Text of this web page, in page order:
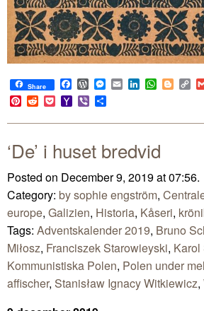
Share Facebook
WordPress
Messenger
EmailLinkedIn
Pinterest
RedditPocketYahoo
Mail
Viber
‘De’ i huset bredvid
Posted on December 9, 2019 at 07:56.
Category: by sophie engström,
europe, Galizien, Historia, Kåseri,
Tags: Adventskalender 2019, Bruno
Miłosz, Franciszek Starowieyski, Karol
Kommunistiska Polen, Polen under
affischer, Stanisław Ignacy Witkiewicz,